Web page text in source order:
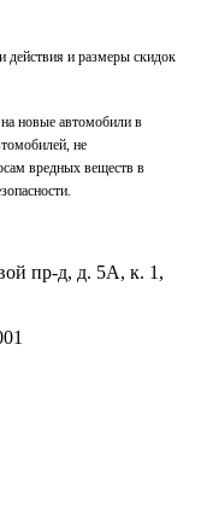
действия и размеры скидок
новые автомобили в
не
вредных веществ в
пр-д, д. 5А, к. 1,